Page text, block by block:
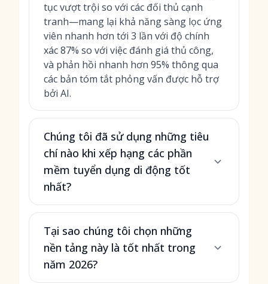
tục vượt trội so với các đối thủ cạnh
tranh—mang lại khả năng sàng lọc ứng
viên nhanh hơn tới 3 lần với độ chính
xác 87% so với việc đánh giá thủ công,
và phản hồi nhanh hơn 95% thông qua
các bản tóm tắt phỏng vấn được hỗ trợ
bởi AI.
Chúng tôi đã sử dụng những tiêu
chí nào khi xếp hạng các phần
mềm tuyển dụng di động tốt
nhất?
Tại sao chúng tôi chọn những
nền tảng này là tốt nhất trong
năm 2026?